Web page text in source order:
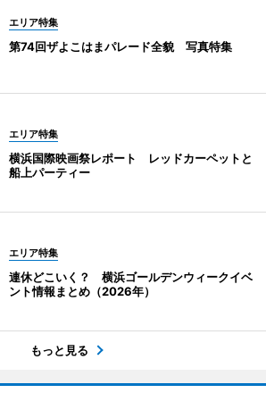
エリア特集
第74回ザよこはまパレード全貌 写真特集
エリア特集
横浜国際映画祭レポート レッドカーペットと
船上パーティー
エリア特集
連休どこいく？ 横浜ゴールデンウィークイベ
ント情報まとめ（2026年）
もっと見る